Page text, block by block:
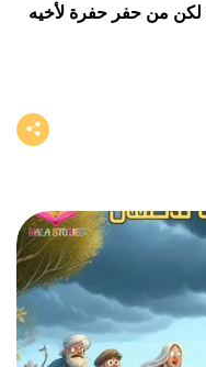
لكن من حفر حفرة لأخيه